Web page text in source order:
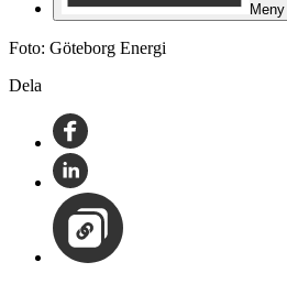
Meny
Foto: Göteborg Energi
Dela